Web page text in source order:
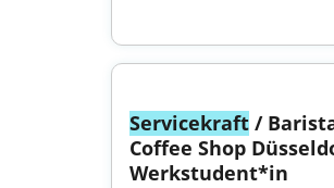
Servicekraft /
Coffee Shop
Werkstudent*in